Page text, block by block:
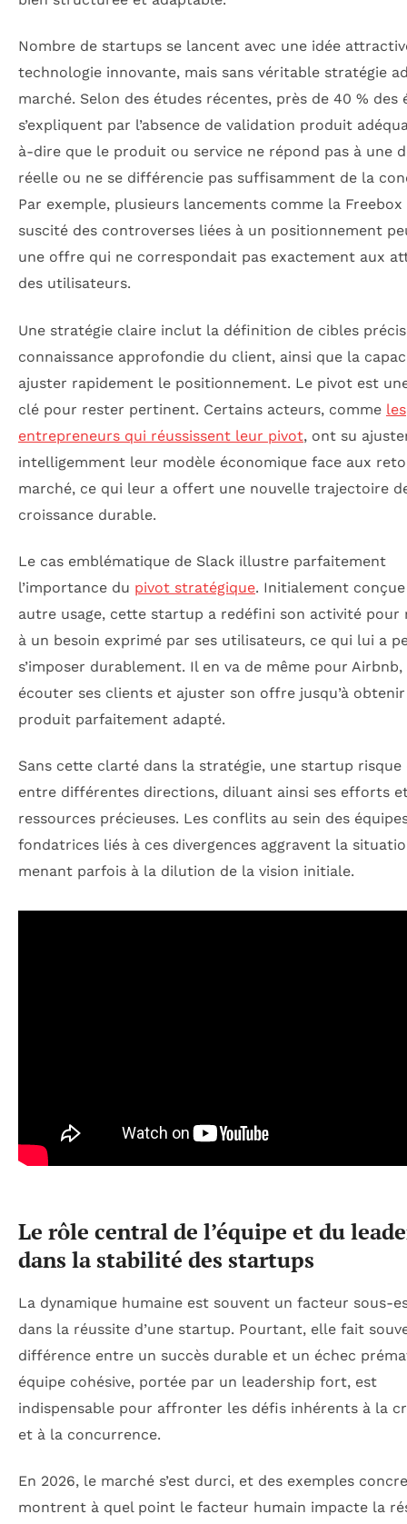
Nombre de startups se lancent avec une idée
technologie innovante, mais sans véritable stratégie
marché. Selon des études récentes, près de 40 % des
s’expliquent par l’absence de validation produit
à-dire que le produit ou service ne répond pas à une
réelle ou ne se différencie pas suffisamment de la
Par exemple, plusieurs lancements comme la
suscité des controverses liées à un positionnement
une offre qui ne correspondait pas exactement aux
des utilisateurs.
Une stratégie claire inclut la définition de cibles
connaissance approfondie du client, ainsi que la
ajuster rapidement le positionnement. Le pivot est
clé pour rester pertinent. Certains acteurs, comme les
entrepreneurs qui réussissent leur pivot, ont su
intelligemment leur modèle économique face aux
marché, ce qui leur a offert une nouvelle trajectoire
croissance durable.
Le cas emblématique de Slack illustre parfaitement
l’importance du pivot stratégique. Initialement
autre usage, cette startup a redéfini son activité pour
à un besoin exprimé par ses utilisateurs, ce qui lui a
s’imposer durablement. Il en va de même pour Airbnb,
écouter ses clients et ajuster son offre jusqu’à
produit parfaitement adapté.
Sans cette clarté dans la stratégie, une startup risque
entre différentes directions, diluant ainsi ses efforts
ressources précieuses. Les conflits au sein des
fondatrices liés à ces divergences aggravent la
menant parfois à la dilution de la vision initiale.
Le rôle central de l’équipe et du
dans la stabilité des startups
La dynamique humaine est souvent un facteur sous-
dans la réussite d’une startup. Pourtant, elle fait
différence entre un succès durable et un échec
équipe cohésive, portée par un leadership fort, est
indispensable pour affronter les défis inhérents à la
et à la concurrence.
En 2026, le marché s’est durci, et des exemples
montrent à quel point le facteur humain impacte la